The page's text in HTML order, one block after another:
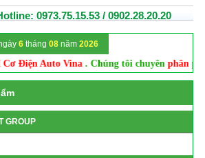
0973.75.15.53 / 0902.28.20.20
6tháng 08năm 2026
Điện Auto Vina. Chúng tôi chuyênphân
GROUP